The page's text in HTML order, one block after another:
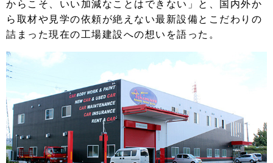
からこそ、いい加減なことはできない」と、国内外か
ら取材や見学の依頼が絶えない最新設備とこだわりの
詰まった現在の工場建設への想いを語った。